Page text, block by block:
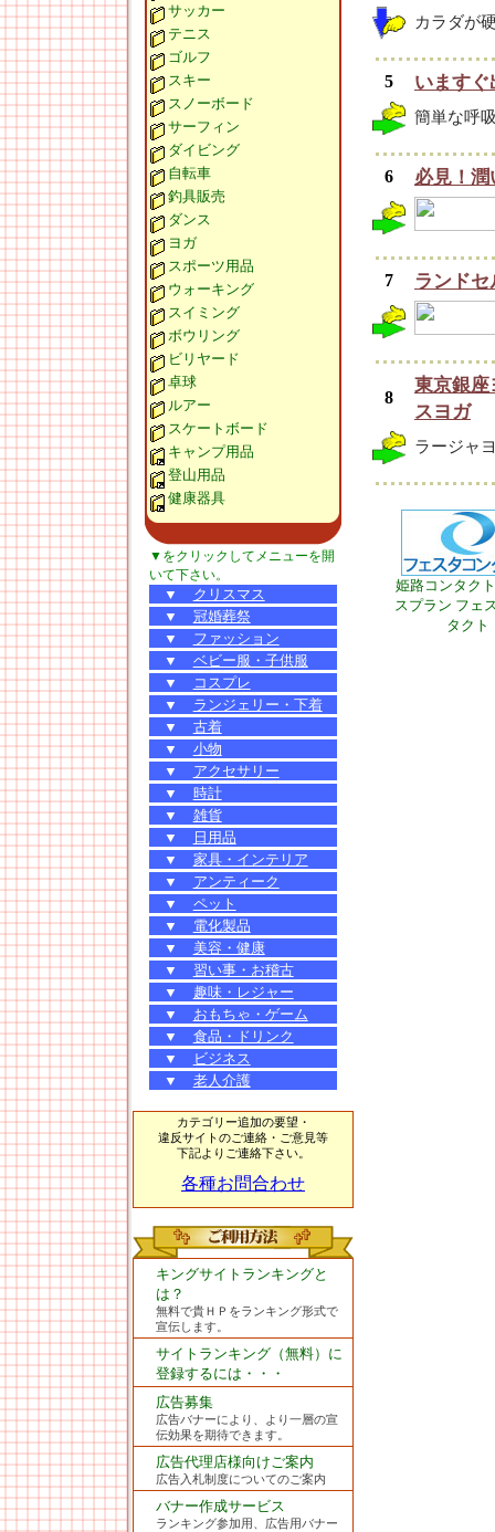
サッカー
テニス
ゴルフ
スキー
スノーボード
サーフィン
ダイビング
自転車
釣具販売
ダンス
ヨガ
スポーツ用品
ウォーキング
スイミング
ボウリング
ビリヤード
卓球
ルアー
スケートボード
キャンプ用品
登山用品
健康器具
▼をクリックしてメニューを開
いて下さい。
▼
クリスマス
▼
冠婚葬祭
▼
ファッション
▼
ベビー服・子供服
▼
コスプレ
▼
ランジェリー・下着
▼
古着
▼
小物
▼
アクセサリー
▼
時計
▼
雑貨
▼
日用品
▼
家具・インテリア
▼
アンティーク
▼
ペット
▼
電化製品
▼
美容・健康
▼
習い事・お稽古
▼
趣味・レジャー
▼
おもちゃ・ゲーム
▼
食品・ドリンク
▼
ビジネス
▼
老人介護
カテゴリー追加の要望・
違反サイトのご連絡・ご意見等
下記よりご連絡下さい。
各種お問合わせ
キングサイトランキングと
は？
無料で貴ＨＰをランキング形式で
宣伝します。
サイトランキング（無料）に
登録するには・・・
広告募集
広告バナーにより、より一層の宣
伝効果を期待できます。
広告代理店様向けご案内
広告入札制度についてのご案内
バナー作成サービス
ランキング参加用、広告用バナー
カラダが
5 います
簡単な呼
6 必見！
7 ランド
8
東京銀
スヨガ
ラージャ
姫路コンタク
スプラン フェ
タクト